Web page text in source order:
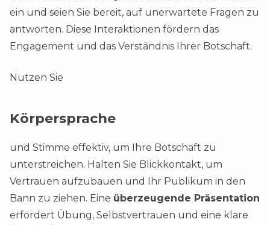
ein und seien Sie bereit, auf unerwartete Fragen zu
antworten. Diese Interaktionen fördern das
Engagement und das Verständnis Ihrer Botschaft.
Nutzen Sie
Körpersprache
und Stimme effektiv, um Ihre Botschaft zu
unterstreichen. Halten Sie Blickkontakt, um
Vertrauen aufzubauen und Ihr Publikum in den
Bann zu ziehen. Eine überzeugende Präsentation
erfordert Übung, Selbstvertrauen und eine klare